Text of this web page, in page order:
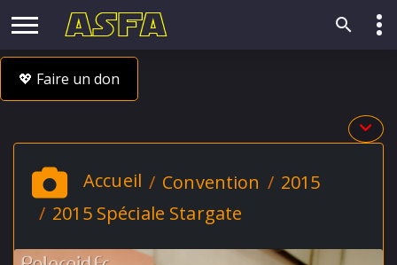
💖 Faire un don
Accueil Convention
2015
2015 Spéciale Stargate